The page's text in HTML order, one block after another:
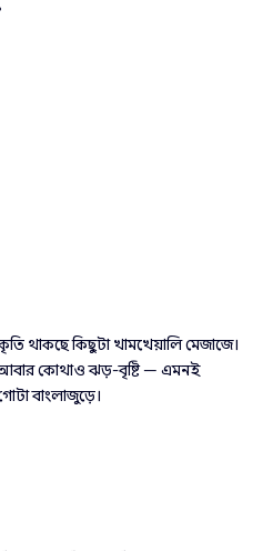
থাকছে কিছুটা খামখেয়ালি মেজাজে।
কোথাও ঝড়-বৃষ্টি — এমনই
বাংলাজুড়ে।